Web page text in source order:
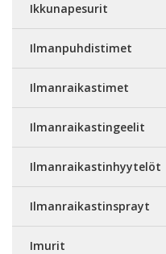
Ikkunapesurit
Ilmanpuhdistimet
Ilmanraikastimet
Ilmanraikastingeelit
Ilmanraikastinhyytelöt
Ilmanraikastinsprayt
Imurit